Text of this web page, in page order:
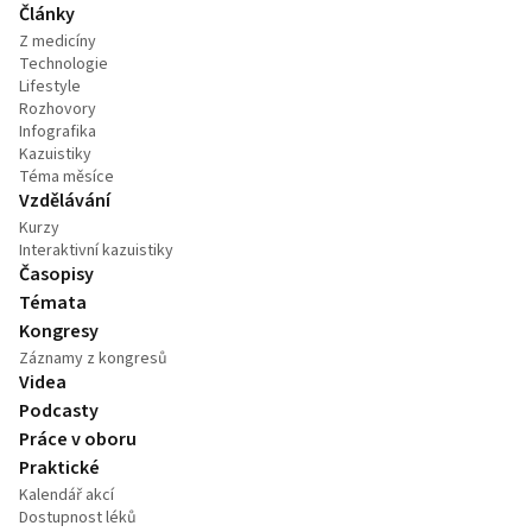
Články
Z medicíny
Technologie
Lifestyle
Rozhovory
Infografika
Kazuistiky
Téma měsíce
Vzdělávání
Kurzy
Interaktivní kazuistiky
Časopisy
Témata
Kongresy
Záznamy z kongresů
Videa
Podcasty
Práce v oboru
Praktické
Kalendář akcí
Dostupnost léků